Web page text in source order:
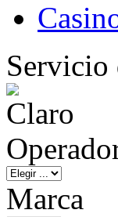
Servicio
Marca